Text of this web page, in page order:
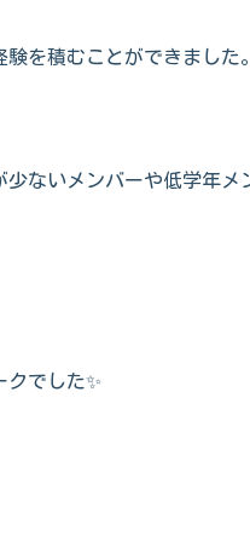
を積むことができました。
ないメンバーや低学年メ
でした✨